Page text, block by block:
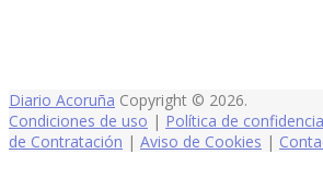
Diario Acoruña Copyright © 2026.
Condiciones de uso | Política de
de Contratación | Aviso de Cookies |